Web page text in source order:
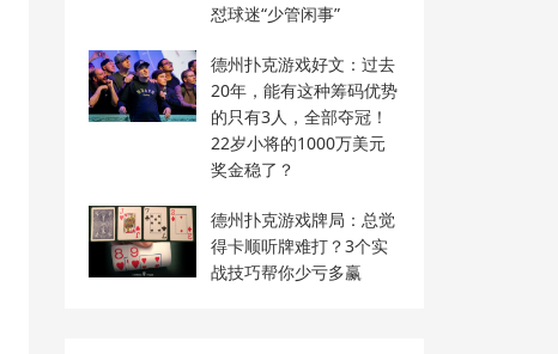
怼球迷“少管闲事”
德州扑克游戏好文：过去
20年，能有这种筹码优势
的只有3人，全部夺冠！
22岁小将的1000万美元
奖金稳了？
德州扑克游戏牌局：总觉
得卡顺听牌难打？3个实
战技巧帮你少亏多赢